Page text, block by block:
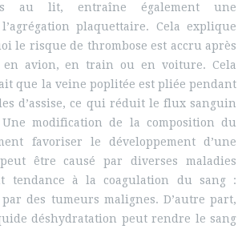
au lit, entraîne également une
plaquettaire. Cela explique
le risque de thrombose est accru après
en avion, en train ou en voiture. Cela
que la veine poplitée est pliée pendant
d’assise, ce qui réduit le flux sanguin
modification de la composition du
favoriser le développement d’une
être causé par diverses maladies
tendance à la coagulation du sang :
des tumeurs malignes. D’autre part,
déshydratation peut rendre le sang